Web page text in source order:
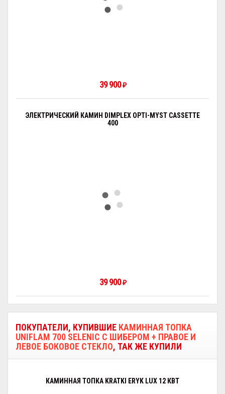
39 900₽
ЭЛЕКТРИЧЕСКИЙ КАМИН DIMPLEX OPTI-MYST CASSETTE
400
39 900₽
ПОКУПАТЕЛИ, КУПИВШИЕ КАМИННАЯ ТОПКА
UNIFLAM 700 SELENIC С ШИБЕРОМ + ПРАВОЕ И
ЛЕВОЕ БОКОВОЕ СТЕКЛО, ТАК ЖЕ КУПИЛИ
КАМИННАЯ ТОПКА KRATKI ERYK LUX 12 КВТ